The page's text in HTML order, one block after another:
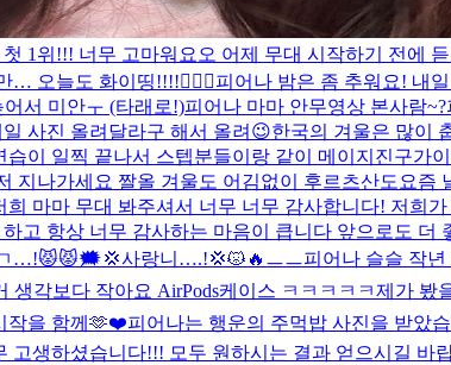
첫 1위!!! 너무 고마워요오 어제 무대 시작하기 전에
… 오늘도 화이띵!!!!❤️‍🔥💪피어나 밤은 좀 추워요! 내
서 미안ㅜ (타래로!)피어나 마마 안무영상 본사람~?
사진 올려달라구 해서 올려😉한국의 겨울은 많이
습이 일찍 끝나서 스텝분들이랑 같이 메이지진구가
지나가세요 짤올 겨울도 어김없이 후르츠산도 요즘
희 마마 무대 봐주셔서 너무 너무 감사합니다! 저희
고 항상 너무 감사하는 마음이 큽니다 앞으로도
…!😾😾🗯️💢사랑니….!💢😾🔥ㅡㅡ피어나 슬슬 작
생각보다 작아요 AirPods케이스 ㅋㅋㅋㅋㅋ제가 봤
작을 함께🫶❤️피어나는 행운의 주먹밥 사진을 받았
고생하셨습니다!!! 모두 원하시는 결과 얻으시길 바